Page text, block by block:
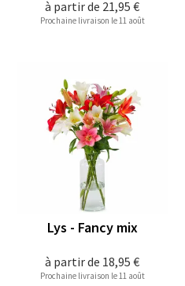
à partir de 21,95 €
Prochaine livraison le 11 août
à partir de 18,95 €
Lys - Fancy mix
Prochaine livraison le 11 août